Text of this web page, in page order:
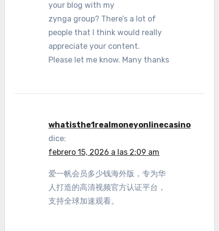
your blog with my
zynga group? There’s a lot of
people that I think would really
appreciate your content.
Please let me know. Many thanks
whatisthe1realmoneyonlinecasino
dice:
febrero 15, 2026 a las 2:09 am
爱一帆会员多少钱海外版，专为华
人打造的高清视频官方认证平台，
支持全球加速观看。